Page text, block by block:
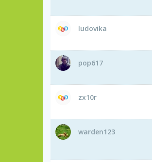
ludovika
pop617
zx10r
warden123